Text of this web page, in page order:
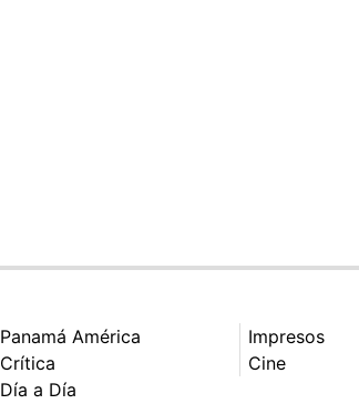
Panamá América
Crítica
Día a Día
Impresos
Cine